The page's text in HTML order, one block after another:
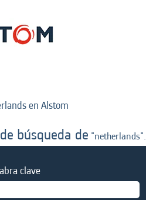
en Alstom
búsqueda de "netherlands".
clave